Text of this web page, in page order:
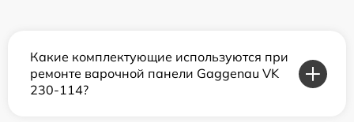
Какие комплектующие используются при
ремонте варочной панели Gaggenau VK
230-114?